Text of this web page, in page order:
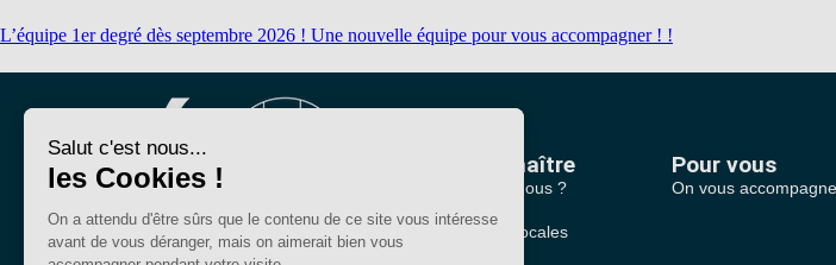
L’équipe 1er degré dès septembre 2026 ! Une nouvelle équipe pour vous accompagner ! !
Nous connaître
Qui sommes-nous ?
Nos sections locales
Pour vous
On vous accompagne